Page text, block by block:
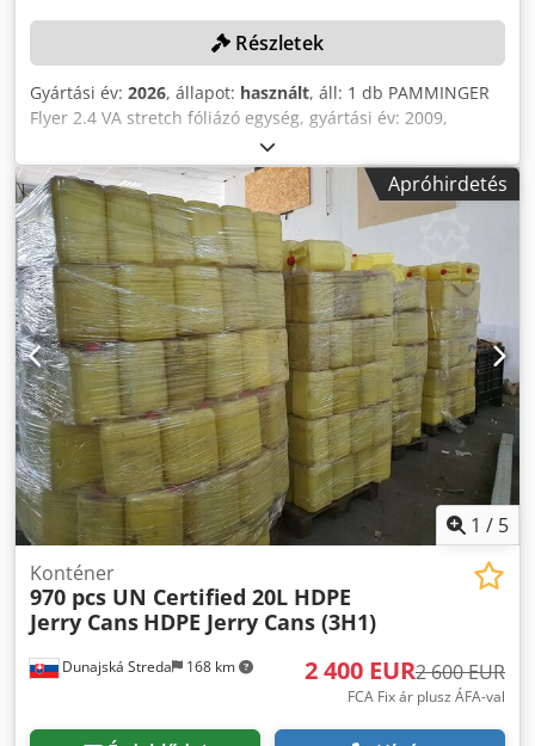
Részletek
Gyártási év: 2026, állapot: használt, áll: 1 db PAMMINGER
Flyer 2.4 VA stretch fóliázó egység, gyártási év: 2009,
sorozatszám: M00812, 1 db MESSERSI PR9 címkéző egység,
gyártási év: 2009, sorozatszám: 3421, görgős szállítópálya,
védőburkolat, vezérlés. Csdpjzqzb Iofx Al AsrfApróhirdetés
1 / 5
Dunajská Streda 168 km
Konténer
970 pcs UN Certified 20L HDPE
Jerry Cans HDPE Jerry Cans (3H1)
2 400 EUR2 600 EUR
FCA Fix ár plusz ÁFA-val